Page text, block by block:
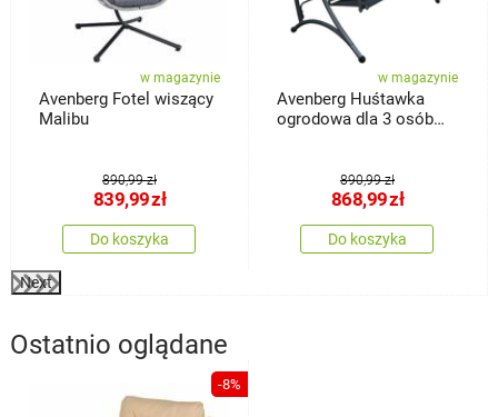
w magazynie
Avenberg Fotel wiszący
Malibu
890,99 zł
839,99zł
Do koszyka
w magazynie
Avenberg Huśtawka
ogrodowa dla 3 osób
890,99 zł
868,99zł
Do koszyka
Next
Ostatnio oglądane
-8%